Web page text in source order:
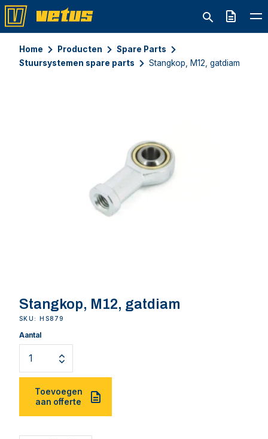
Offerte
Home Producten
Spare Parts
Stuursystemen spare parts
Stangkop, M12, gatdiam
Stangkop, M12, gatdiam
SKU: HS879
Aantal
Toevoegen
aan offerte